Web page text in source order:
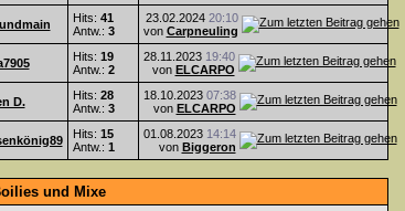
Hits: 41
Antw.: 3
23.02.2024 20:10
von Carpneuling
Hits: 19
Antw.: 2
28.11.2023 19:40
von ELCARPO
D. Hits: 28
Antw.: 3
18.10.2023 07:38
von ELCARPO
Hits: 15
Antw.: 1
01.08.2023 14:14
von Biggeron
und Mixe